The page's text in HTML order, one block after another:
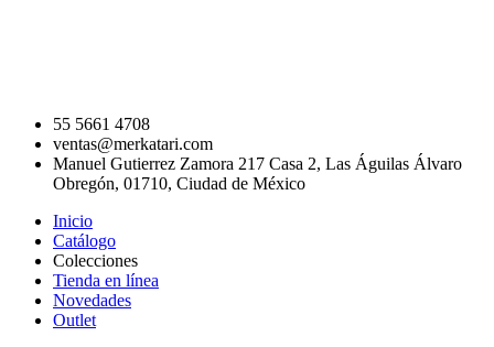
55 5661 4708
ventas@merkatari.com
Manuel Gutierrez Zamora 217 Casa 2, Las Águilas Álvaro
Obregón, 01710, Ciudad de México
Inicio
Catálogo
Colecciones
Tienda en línea
Novedades
Outlet